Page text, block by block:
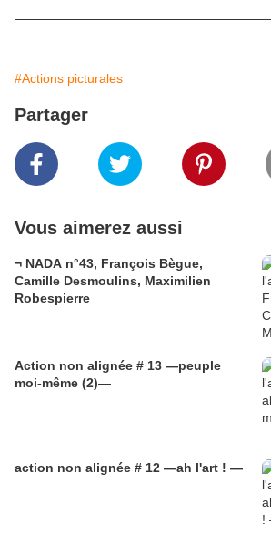
#Actions picturales
Partager
Vous aimerez aussi
¬ NADA n°43, François Bègue,
Camille Desmoulins, Maximilien
Robespierre
Action non alignée # 13 —peuple
moi-même (2)—
action non alignée # 12 —ah l'art ! —